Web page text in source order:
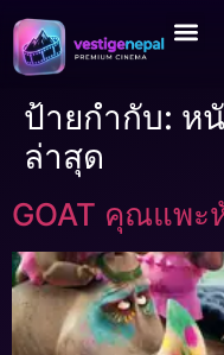
ป้ายกำกับ: ห
ล่าสุด
GOAT คุณแพะ